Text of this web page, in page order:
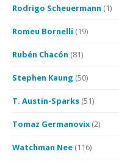
Rodrigo Scheuermann (1)
Romeu Bornelli (19)
Rubén Chacón (81)
Stephen Kaung (50)
T. Austin-Sparks (51)
Tomaz Germanovix (2)
Watchman Nee (116)